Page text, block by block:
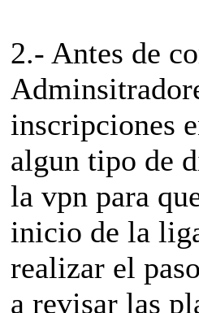
2.- Antes de
inscripciones
algun tipo de
la vpn para
inicio de la
realizar el
a revisar las